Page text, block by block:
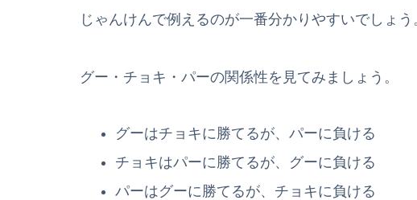
じゃんけんで例えるのが一番分かりやすいでしょう
グー・チョキ・パーの関係性を見てみましょう。
グーはチョキに勝てるが、パーに負ける
チョキはパーに勝てるが、グーに負ける
パーはグーに勝てるが、チョキに負ける